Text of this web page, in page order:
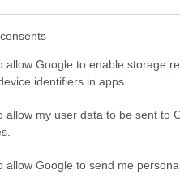
allow Google to enable storage
identifiers in apps.
allow my user data to be sent to
allow Google to send me
a
bircahang.org
liberális iskolarendszert: az